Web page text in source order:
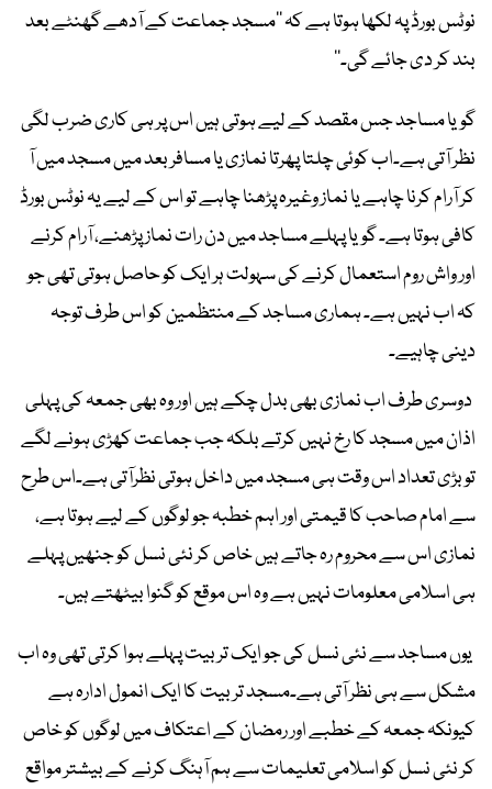
نوٹس بورڈ پہ لکھا ہوتا ہے کہ ’’مسجد جماعت کے آدھے گھنٹے بعد
بند کر دی جائے گی۔‘‘
گویا مساجد جس مقصد کے لیے ہوتی ہیں اس پر ہی کاری ضرب لگی
نظر آتی ہے۔اب کوئی چلتا پھرتا نمازی یا مسافر بعد میں مسجد میں آ
کر آرام کرنا چاہے یا نماز وغیرہ پڑھنا چاہے تو اس کے لیے یہ نوٹس بورڈ
کافی ہوتا ہے۔ گویا پہلے مساجد میں دن رات نماز پڑھنے، آرام کرنے
اور واش روم استعمال کرنے کی سہولت ہر ایک کو حاصل ہوتی تھی جو
کہ اب نہیں ہے۔ ہماری مساجد کے منتظمین کو اس طرف توجہ
دینی چاہیے۔
دوسری طرف اب نمازی بھی بدل چکے ہیں اور وہ بھی جمعہ کی پہلی
اذان میں مسجد کا رخ نہیں کرتے بلکہ جب جماعت کھڑی ہونے لگے
تو بڑی تعداد اس وقت ہی مسجد میں داخل ہوتی نظرآتی ہے۔اس طرح
سے امام صاحب کا قیمتی اور اہم خطبہ جو لوگوں کے لیے ہوتا ہے،
نمازی اس سے محروم رہ جاتے ہیں خاص کر نئی نسل کو جنھیں پہلے
ہی اسلامی معلومات نہیں ہے وہ اس موقع کو گنوا بیٹھتے ہیں۔
یوں مساجد سے نئی نسل کی جو ایک تربیت پہلے ہوا کرتی تھی وہ اب
مشکل سے ہی نظر آتی ہے۔مسجد تربیت کا ایک انمول ادارہ ہے
کیونکہ جمعہ کے خطبے اور رمضان کے اعتکاف میں لوگوں کو خاص
کر نئی نسل کو اسلامی تعلیمات سے ہم آہنگ کرنے کے بیشتر مواقع